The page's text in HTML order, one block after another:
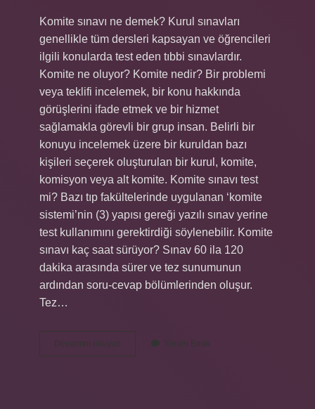
Komite sınavı ne demek? Kurul sınavları
genellikle tüm dersleri kapsayan ve öğrencileri
ilgili konularda test eden tıbbi sınavlardır.
Komite ne oluyor? Komite nedir? Bir problemi
veya teklifi incelemek, bir konu hakkında
görüşlerini ifade etmek ve bir hizmet
sağlamakla görevli bir grup insan. Belirli bir
konuyu incelemek üzere bir kuruldan bazı
kişileri seçerek oluşturulan bir kurul, komite,
komisyon veya alt komite. Komite sınavı test
mi? Bazı tıp fakültelerinde uygulanan ‘komite
sistemi’nin (3) yapısı gereği yazılı sınav yerine
test kullanımını gerektirdiği söylenebilir. Komite
sınavı kaç saat sürüyor? Sınav 60 ila 120
dakika arasında sürer ve tez sunumunun
ardından soru-cevap bölümlerinden oluşur.
Tez…
Devamını okuyun
Sınav
Yorum Bırak